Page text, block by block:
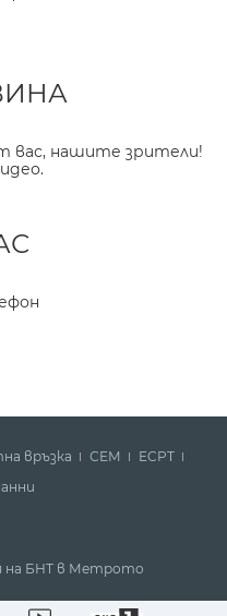
вас, нашите зрители!
връзка СЕМ
ECPT
на БНТ в Метрото